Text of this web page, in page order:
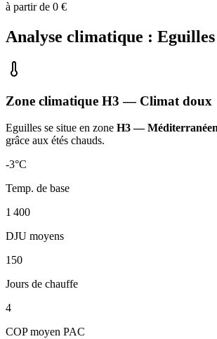
à partir de 0 €
Analyse climatique : Eguilles
Zone climatique H3 — Climat doux
Eguilles se situe en zone H3 — Méditerranéen
grâce aux étés chauds.
-3°C
Temp. de base
1 400
DJU moyens
150
Jours de chauffe
4
COP moyen PAC